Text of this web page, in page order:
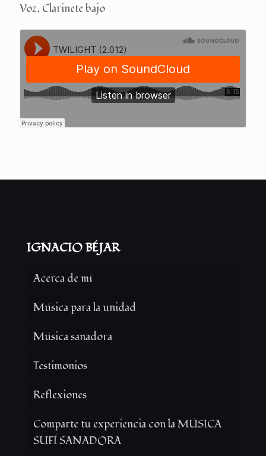
Voz, Clarinete bajo
IGNACIO BÉJAR
Acerca de mí
Música para la unidad
Música sanadora
Testimonios
Reflexiones
Comparte tu experiencia con la MÚSICA
SUFÍ SANADORA